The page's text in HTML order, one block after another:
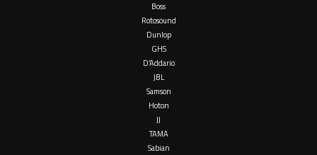
Boss
Rotosound
Dunlop
GHS
D’Addario
JBL
Samson
Hoton
JJ
TAMA
Sabian